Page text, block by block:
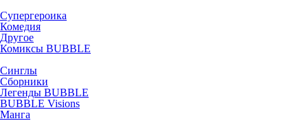
Супергероика
Комедия
Другое
Комиксы BUBBLE
Синглы
Сборники
Легенды BUBBLE
BUBBLE Visions
Манга